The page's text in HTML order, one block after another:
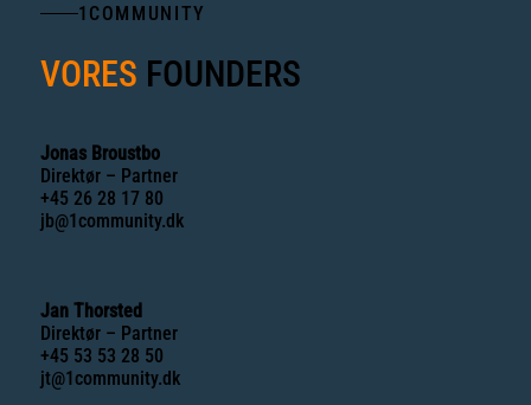
1COMMUNITY
VORES FOUNDERS
Jonas Broustbo
Direktør – Partner
+45 26 28 17 80
jb@1community.dk
Jan Thorsted
Direktør – Partner
+45 53 53 28 50
jt@1community.dk